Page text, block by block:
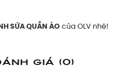
SỬA QUẦN ÁO của OLV nhé!
giá (0)